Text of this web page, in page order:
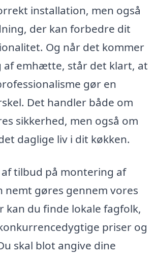
installation, men også
der kan forbedre dit
Og når det kommer
emhætte, står det klart, at
gør en
Det handler både om
sikkerhed, men også om
daglige liv i dit køkken.
tilbud på montering af
gøres gennem vores
kan du finde lokale fagfolk,
priser og
skal blot angive dine